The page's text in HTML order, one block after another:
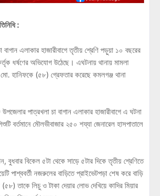
:
বাগান এলাকার হাজারীবাগে তৃতীয় শ্রেণি পড়ুয়া ১০ বছরের
ধর্ষণের অভিযোগ উঠেছে। এঘটনায় থানায় মামলা
হানিফকে (৫৮) গ্রেফতার করেছে কমলগঞ্জ থানা
পাত্রখলা চা বাগান এলাকার হাজারীবাগে এ ঘটনা
বর্তমানে মৌলভীবাজার ২৫০ শয্যা জেনারেল হাসপাতালে
বুধবার বিকেল ৫টা থেকে সাড়ে ৫টার দিকে তৃতীয় শ্রেণিতে
পাশ্ববর্তী নজরুলের বাড়িতে প্রাইভেটপড়া শেষ করে বাড়ি
তাকে লিচু ও টাকা দেয়ার লোভ দেখিয়ে কাদির মিয়ার